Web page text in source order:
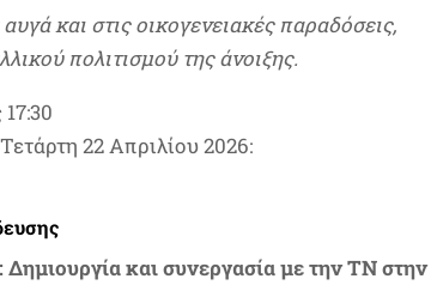
και στις οικογενειακές παραδόσεις,
πολιτισμού της άνοιξης.
22 Απριλίου 2026:
και συνεργασία με την ΤΝ στην